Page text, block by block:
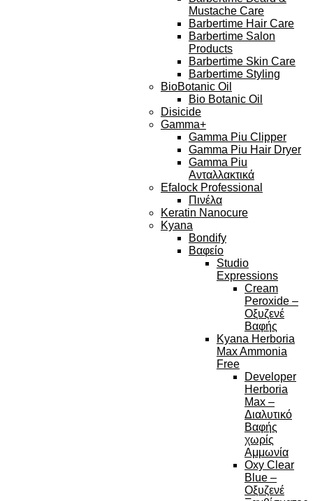
Mustache Care
Barbertime Hair Care
Barbertime Salon
Products
Barbertime Skin Care
Barbertime Styling
BioBotanic Oil
Bio Botanic Oil
Disicide
Gamma+
Gamma Piu Clipper
Gamma Piu Hair Dryer
Gamma Piu
Ανταλλακτικά
Efalock Professional
Πινέλα
Keratin Nanocure
Kyana
Bondify
Βαφείο
Studio
Expressions
Cream
Peroxide –
Οξυζενέ
Βαφής
Kyana Herboria
Max Ammonia
Free
Developer
Herboria
Max –
Διαλυτικό
Βαφής
χωρίς
Αμμωνία
Oxy Clear
Blue –
Οξυζενέ